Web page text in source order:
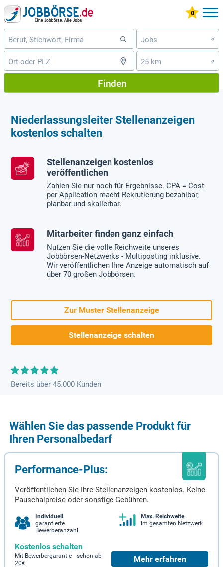
Jobs »
25 km »
Finden
Niederlassungsleiter Stellenanzeigen
kostenlos schalten
Stellenanzeigen kostenlos
veröffentlichen
Zahlen Sie nur noch für Ergebnisse. CPA = Cost
per Application macht Rekrutierung bezahlbar,
planbar und skalierbar.
Mitarbeiter finden ganz einfach
Nutzen Sie die volle Reichweite unseres
Jobbörsen-Netzwerks - Multiposting inklusive.
Wir veröffentlichen Ihre Anzeige automatisch auf
über 70 großen Jobbörsen.
Zur Muster Stellenanzeige
Stellenanzeige schalten
Bereits über 45.000 Kunden
Wählen Sie das passende Produkt für
Ihren Personalbedarf
Performance-Plus:
Veröffentlichen Sie Ihre Stellenanzeigen kostenlos. Keine
Pauschalpreise oder sonstige Gebühren.
Individuell
garantierte
Bewerberanzahl
Max. Reichweite
im gesamten Netzwerk
Kostenlos schalten
Mit Bewerbergarantie schon ab
20€
Mehr erfahren